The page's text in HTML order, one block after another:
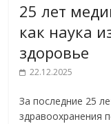
25 лет
как наука
здоровье
22.12.2025
За последние 25
здравоохранения